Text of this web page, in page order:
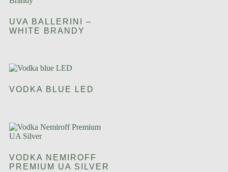
UVA BALLERINI –
WHITE BRANDY
VODKA BLUE LED
VODKA NEMIROFF
PREMIUM UA SILVER